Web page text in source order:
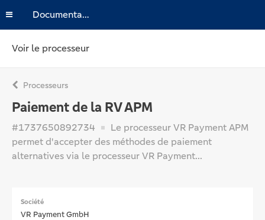
Documentation
Voir le processeur
Processeurs
Paiement de la RV APM
#1737650892734
Le processeur VR Payment APM
permet d'accepter des méthodes de paiement
alternatives via le processeur VR Payment...
Société
VR Payment GmbH